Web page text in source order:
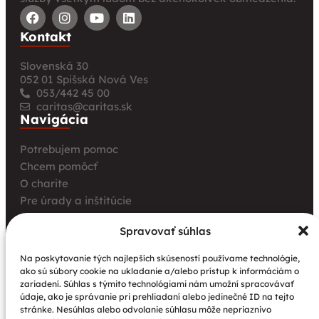
Spravovať súhlas
Na poskytovanie tých najlepších skúseností používame technológie,
ako sú súbory cookie na ukladanie a/alebo prístup k informáciám o
zariadení. Súhlas s týmito technológiami nám umožní spracovávať
údaje, ako je správanie pri prehliadaní alebo jedinečné ID na tejto
stránke. Nesúhlas alebo odvolanie súhlasu môže nepriaznivo
Kontakt
Slovenská 30
052 01 Spišská Nová Ves
053/442 45 00
caritas@caritas.sk
Navigácia
Potrebujem pomoc
Chcem pomôcť
O charite
Pre úrady a inštitúcie
Farské charity
Aktuality
Charita bez hraníc: Stretnutie Spišskej katolíckej
charity a Krakowskej arcidiecéznej charity prinieslo
nové pohľady na fundraising aj propagáciu